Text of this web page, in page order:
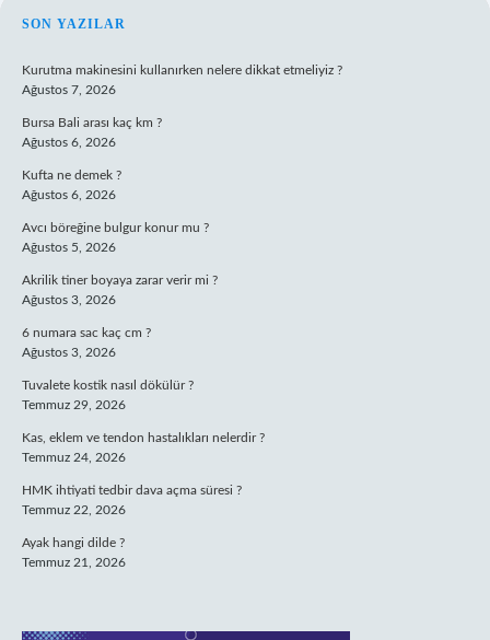
SIDEBAR
SON YAZILAR
Kurutma makinesini kullanırken nelere dikkat etmeliyiz ?
Ağustos 7, 2026
Bursa Bali arası kaç km ?
Ağustos 6, 2026
Kufta ne demek ?
Ağustos 6, 2026
Avcı böreğine bulgur konur mu ?
Ağustos 5, 2026
Akrilik tiner boyaya zarar verir mi ?
Ağustos 3, 2026
6 numara sac kaç cm ?
Ağustos 3, 2026
Tuvalete kostik nasıl dökülür ?
Temmuz 29, 2026
Kas, eklem ve tendon hastalıkları nelerdir ?
Temmuz 24, 2026
HMK ihtiyati tedbir dava açma süresi ?
Temmuz 22, 2026
Ayak hangi dilde ?
Temmuz 21, 2026